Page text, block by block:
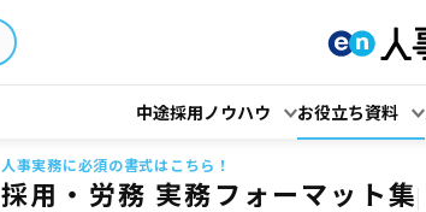
中途採用ノウハウ お役立ち資料
人事実務に必須の書式はこちら！
採用・労務 実務フォーマット集